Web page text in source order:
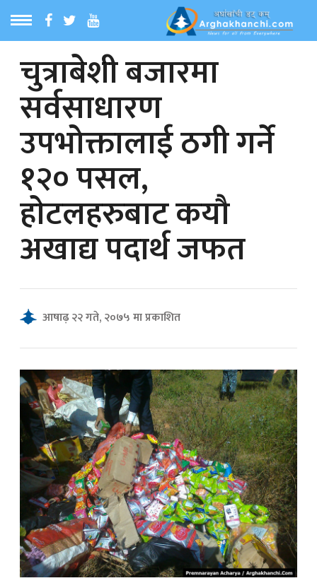
MENU
समाचार
समाचार
समाचार
News
चुत्राबेशी बजारमा
सर्वसाधारण
उपभोक्तालाई ठगी गर्ने
१२० पसल,
हाेटलहरुबाट कयौ
अखाद्य पदार्थ जफत
आषाढ़ २२ गते, २०७५ मा प्रकाशित